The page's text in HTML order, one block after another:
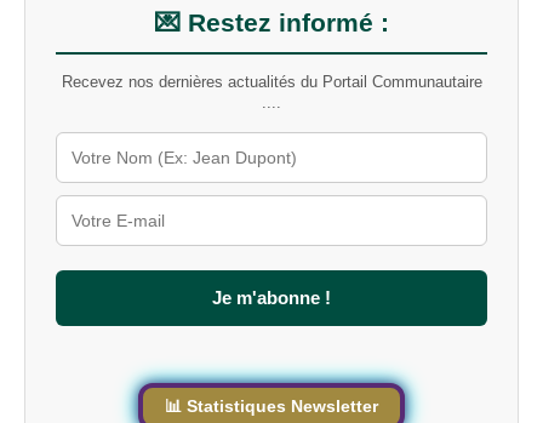
💌 Restez informé :
Recevez nos dernières actualités du Portail Communautaire
....
Je m'abonne !
📊 Statistiques Newsletter